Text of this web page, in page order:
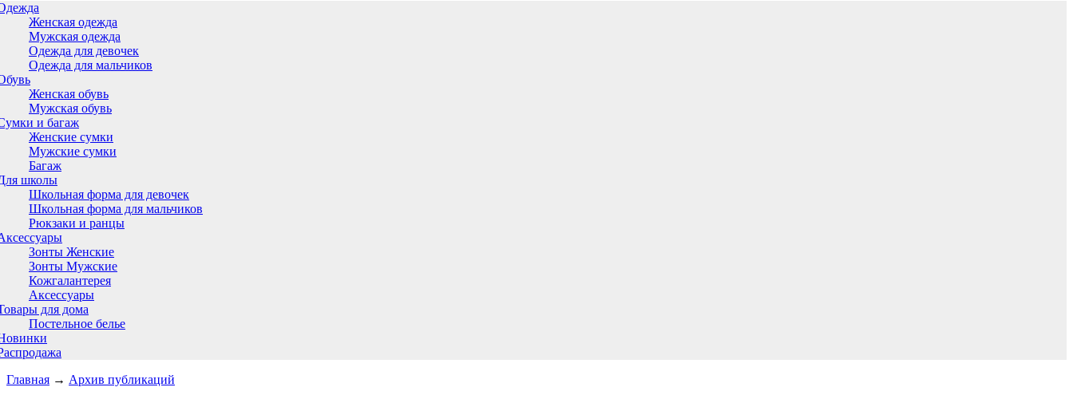
Женская одежда
Мужская одежда
Одежда для девочек
Одежда для мальчиков
Женская обувь
Мужская обувь
и багаж
Женские сумки
Мужские сумки
Багаж
школы
Школьная форма для девочек
Школьная форма для мальчиков
Рюкзаки и ранцы
Зонты Женские
Зонты Мужские
Кожгалантерея
Аксессуары
для дома
Постельное белье
Главная → Архив публикаций